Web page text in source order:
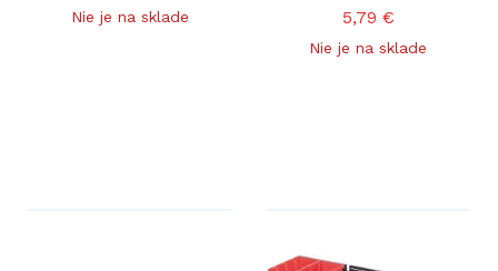
Nie je na sklade 5,79 €
Nie je na sklade